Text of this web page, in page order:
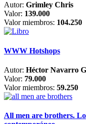
Autor: Grimley Chris
Valor: 139.000
Valor miembros: 104.250
WWW Hotshops
Autor: Héctor Navarro
Valor: 79.000
Valor miembros: 59.250
All men are brothers.